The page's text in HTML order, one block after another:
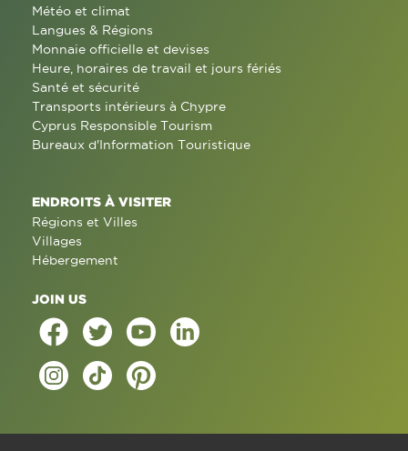
Météo et climat
Langues & Régions
Monnaie officielle et devises
Heure, horaires de travail et jours fériés
Santé et sécurité
Transports intérieurs à Chypre
Cyprus Responsible Tourism
Bureaux d'Information Touristique
ENDROITS À VISITER
Régions et Villes
Villages
Hébergement
JOIN US